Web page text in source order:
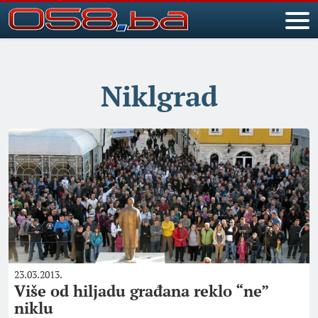
Niklgrad
23.03.2013.
Više od hiljadu građana reklo “ne”
niklu